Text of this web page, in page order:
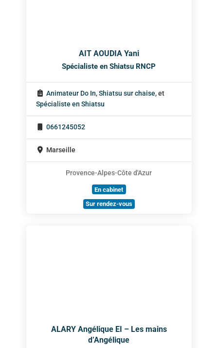
AIT AOUDIA Yani
Spécialiste en Shiatsu RNCP
Animateur Do In,Shiatsu sur chaise, et
Spécialiste en Shiatsu
0661245052
Marseille
Provence-Alpes-Côte d'Azur
En cabinet
Sur rendez-vous
ALARY Angélique EI – Les mains
d’Angélique